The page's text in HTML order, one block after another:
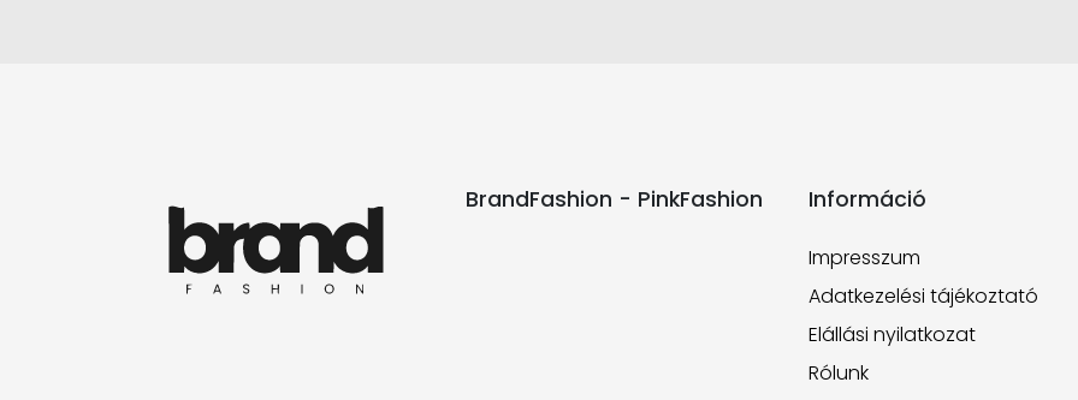
BrandFashion - PinkFashion Információ
Impresszum
Adatkezelési tájékoztató
Elállási nyilatkozat
Rólunk